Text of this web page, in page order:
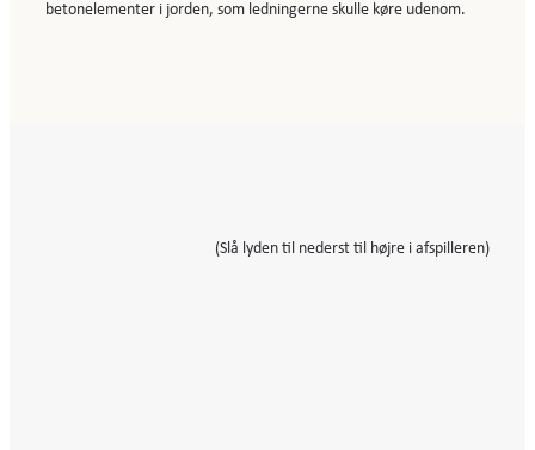
betonelementer i jorden, som ledningerne skulle køre udenom.
(Slå lyden til nederst til højre i afspilleren)